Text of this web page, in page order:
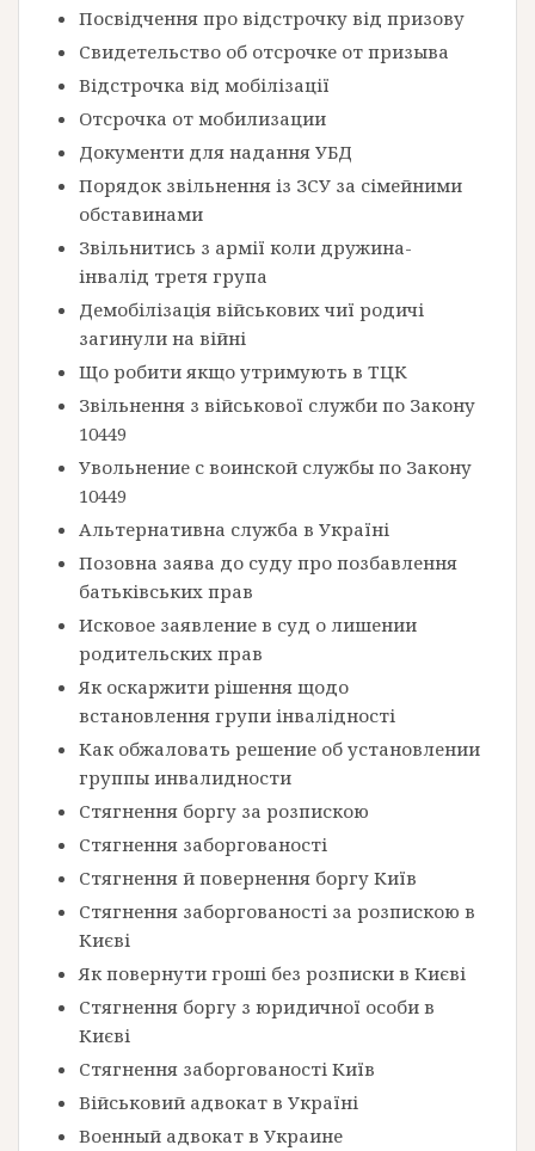
Посвідчення про відстрочку від призову
Свидетельство об отсрочке от призыва
Відстрочка від мобілізації
Отсрочка от мобилизации
Документи для надання УБД
Порядок звільнення із ЗСУ за сімейними
обставинами
Звільнитись з армії коли дружина-
інвалід третя група
Демобілізація військових чиї родичі
загинули на війні
Що робити якщо утримують в ТЦК
Звільнення з військової служби по Закону
10449
Увольнение с воинской службы по Закону
10449
Альтернативна служба в Україні
Позовна заява до суду про позбавлення
батьківських прав
Исковое заявление в суд о лишении
родительских прав
Як оскаржити рішення щодо
встановлення групи інвалідності
Как обжаловать решение об установлении
группы инвалидности
Стягнення боргу за розпискою
Стягнення заборгованості
Стягнення й повернення боргу Київ
Стягнення заборгованості за розпискою в
Києві
Як повернути гроші без розписки в Києві
Стягнення боргу з юридичної особи в
Києві
Стягнення заборгованості Київ
Військовий адвокат в Україні
Военный адвокат в Украине